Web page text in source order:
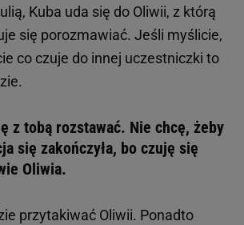
Kuba uda się do Oliwii, z którą
się porozmawiać. Jeśli myślicie,
co czuje do innej uczestniczki to
z tobą rozstawać. Nie chcę, żeby
się zakończyła, bo czuję się
Oliwia.
przytakiwać Oliwii. Ponadto